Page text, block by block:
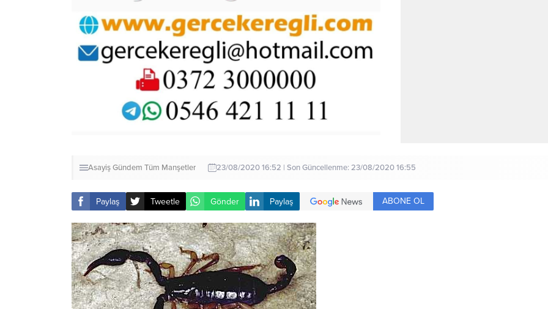
AsayişGündem Tüm Manşetler 23/08/2020 16:52 | Son Güncellenme: 23/08/2020 16:55
Paylaş Tweetle Gönder Paylaş ABONE OL